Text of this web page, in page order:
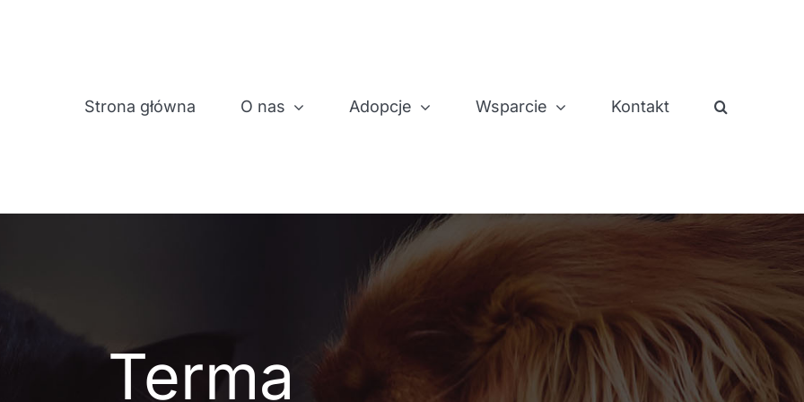
Strona główna O nas Adopcje Wsparcie Kontakt
Terma